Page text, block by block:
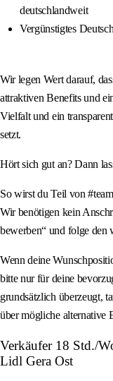
deutschlandweit
Vergünstigtes
Wir legen Wert darauf,
attraktiven Benefits und
Vielfalt und ein
setzt.
Hört sich gut an? Dann
So wirst du Teil von
Wir benötigen kein
bewerben“ und folge den
Wenn deine
bitte nur für deine
grundsätzlich überzeugt,
über mögliche alternative
Verkäufer 18 Std./
Lidl Gera Ost